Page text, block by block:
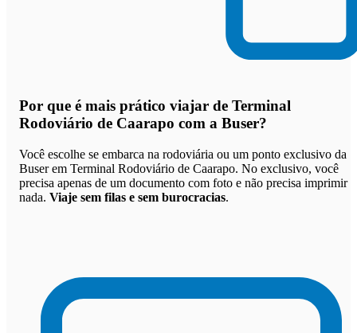
Por que é mais prático viajar de Terminal
Rodoviário de Caarapo com a Buser?
Você escolhe se embarca na rodoviária ou um ponto exclusivo da
Buser em Terminal Rodoviário de Caarapo. No exclusivo, você
precisa apenas de um documento com foto e não precisa imprimir
nada. Viaje sem filas e sem burocracias.